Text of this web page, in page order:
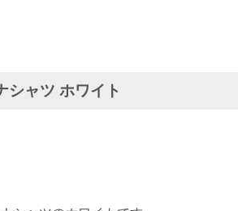
シャツ ホワイト